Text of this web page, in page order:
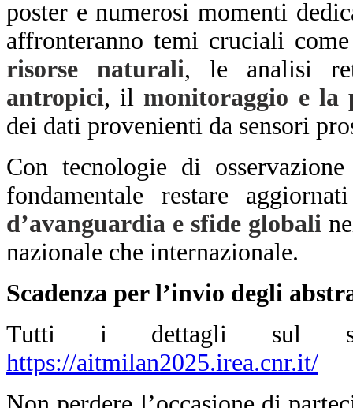
poster e numerosi momenti
affronteranno temi cruciali
risorse naturali, le analisi
antropici, ilmonitoraggio e la
dei dati provenienti da sensori
Con tecnologie di
fondamentale restare
d’avanguardia e sfide globali
nazionale che internazionale.
Scadenza per l’invio degli
Tutti i dettagli sul
https://aitmilan2025.irea.cnr.it/